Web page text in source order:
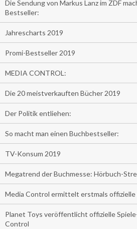
Die Sendung von Markus Lanz im ZDF
Bestseller:
Jahrescharts 2019
Promi-Bestseller 2019
MEDIA CONTROL:
Die 20 meistverkauften Bücher 2019
Der Politik entliehen:
So macht man einen Buchbestseller:
TV-Konsum 2019
Megatrend der Buchmesse: Hörbuch-
Media Control ermittelt erstmals
Planet Toys veröffentlicht offizielle
Control